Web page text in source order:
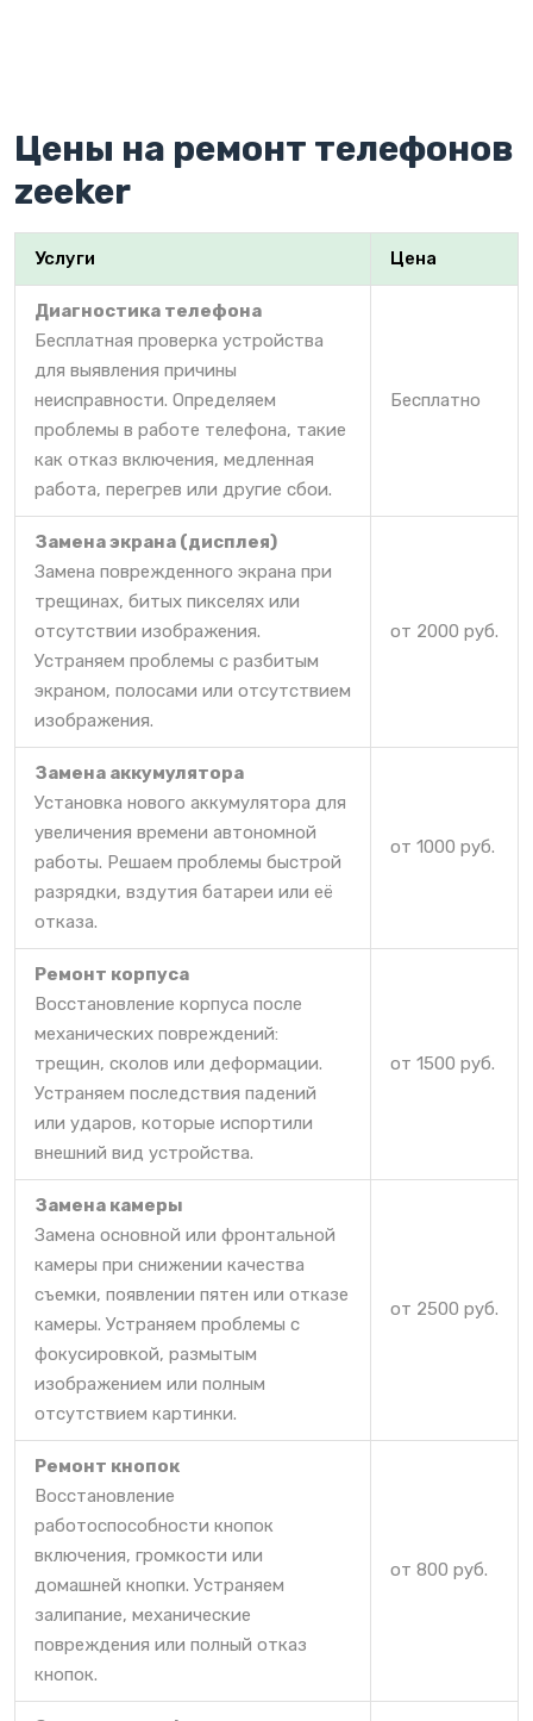
Цены на ремонт телефонов
zeeker
Услуги Цена
Диагностика телефона
Бесплатная проверка устройства
для выявления причины
неисправности. Определяем
проблемы в работе телефона, такие
как отказ включения, медленная
работа, перегрев или другие сбои.
Бесплатно
Замена экрана (дисплея)
Замена поврежденного экрана при
трещинах, битых пикселях или
отсутствии изображения.
Устраняем проблемы с разбитым
экраном, полосами или отсутствием
изображения.
от 2000 руб.
Замена аккумулятора
Установка нового аккумулятора для
увеличения времени автономной
работы. Решаем проблемы быстрой
разрядки, вздутия батареи или её
отказа.
от 1000 руб.
Ремонт корпуса
Восстановление корпуса после
механических повреждений:
трещин, сколов или деформации.
Устраняем последствия падений
или ударов, которые испортили
внешний вид устройства.
от 1500 руб.
Замена камеры
Замена основной или фронтальной
камеры при снижении качества
съемки, появлении пятен или отказе
камеры. Устраняем проблемы с
фокусировкой, размытым
изображением или полным
отсутствием картинки.
от 2500 руб.
Ремонт кнопок
Восстановление
работоспособности кнопок
включения, громкости или
домашней кнопки. Устраняем
залипание, механические
повреждения или полный отказ
кнопок.
от 800 руб.